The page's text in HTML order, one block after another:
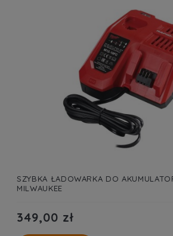
SZYBKA ŁADOWARKA DO
MILWAUKEE
349,00 zł